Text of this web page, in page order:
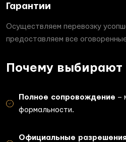
Гарантии
Осуществляем перевозку
предоставляем все
Почему выбирают
Полное сопровождение –
формальности.
Официальные